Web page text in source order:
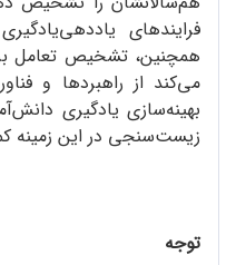
فرایندهای
همچنین، تشخیص تعامل
می‌کند از راهبرد‌ها و
بهینه‌سازی یادگیری
زیست‌سنجی در این زمینه
توجه